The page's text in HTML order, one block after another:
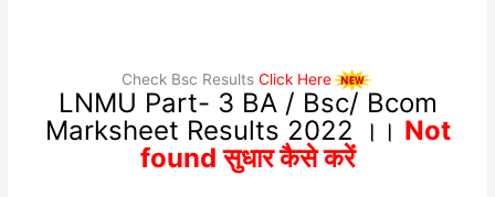
Check Bsc Results Click Here
LNMU Part- 3 BA / Bsc/ Bcom
Marksheet Results 2022 ।। Not
found सुधार कैसे करें